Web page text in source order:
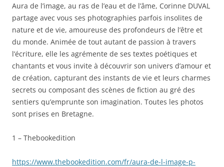
Aura de l’image, au ras de l’eau et de l’âme, Corinne DUVAL
partage avec vous ses photographies parfois insolites de
nature et de vie, amoureuse des profondeurs de l’être et
du monde. Animée de tout autant de passion à travers
l’écriture, elle les agrémente de ses textes poétiques et
chantants et vous invite à découvrir son univers d’amour et
de création, capturant des instants de vie et leurs charmes
secrets ou composant des scènes de fiction au gré des
sentiers qu’emprunte son imagination. Toutes les photos
sont prises en Bretagne.
1 – Thebookedition
https://www.thebookedition.com/fr/aura-de-l-image-p-